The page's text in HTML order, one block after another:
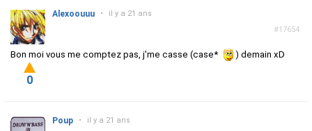
#17654
Alexoouuu • il y a 21 ans
Bon moi vous me comptez pas, j'me casse (case* ) demain xD
0
Poup • il y a 21 ans